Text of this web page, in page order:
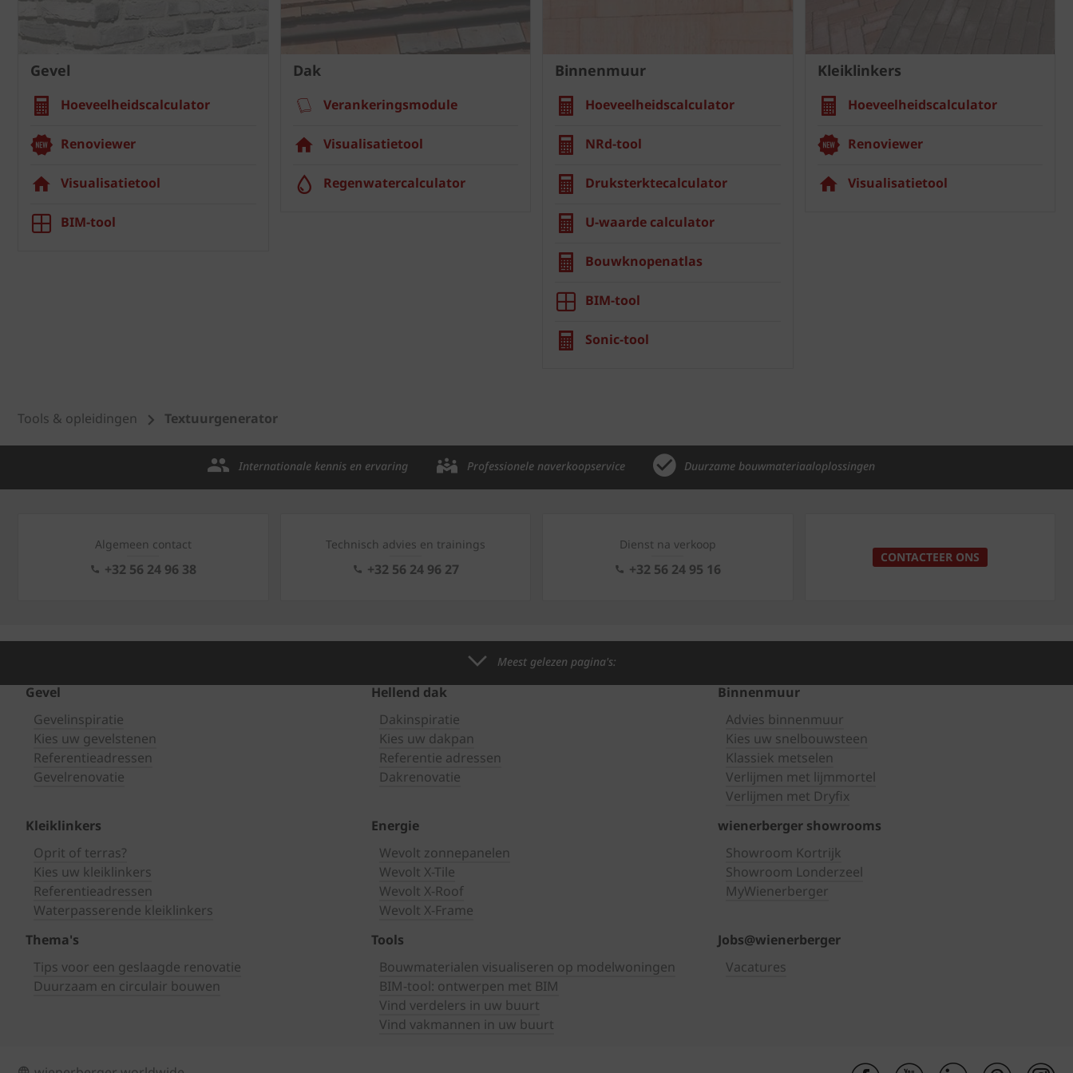
Gevel
Hoeveelheidscalculator
Renoviewer
Visualisatietool
BIM-tool
Dak
Verankeringsmodule
Visualisatietool
Regenwatercalculator
Binnenmuur
Hoeveelheidscalculator
NRd-tool
Druksterktecalculator
U-waarde calculator
Bouwknopenatlas
BIM-tool
Sonic-tool
Kleiklinkers
Hoeveelheidscalculator
Renoviewer
Visualisatietool
Tools & opleidingen Textuurgenerator
Internationale kennis en ervaring Professionele naverkoopservice Duurzame bouwmateriaaloplossingen
Algemeen contact
+32 56 24 96 38
Technisch advies en trainings
+32 56 24 96 27
Dienst na verkoop
+32 56 24 95 16
CONTACTEER ONS
Meest gelezen pagina's:
Gevel
Gevelinspiratie
Kies uw gevelstenen
Referentieadressen
Gevelrenovatie
Hellend dak
Dakinspiratie
Kies uw dakpan
Referentie adressen
Dakrenovatie
Binnenmuur
Advies binnenmuur
Kies uw snelbouwsteen
Klassiek metselen
Verlijmen met lijmmortel
Verlijmen met Dryfix
Kleiklinkers
Oprit of terras?
Kies uw kleiklinkers
Referentieadressen
Waterpasserende kleiklinkers
Energie
Wevolt zonnepanelen
Wevolt X-Tile
Wevolt X-Roof
Wevolt X-Frame
wienerberger showrooms
Showroom Kortrijk
Showroom Londerzeel
MyWienerberger
Thema's
Tips voor een geslaagde renovatie
Duurzaam en circulair bouwen
Tools
Bouwmaterialen visualiseren op modelwoningen
BIM-tool: ontwerpen met BIM
Vind verdelers in uw buurt
Vind vakmannen in uw buurt
Jobs@wienerberger
Vacatures